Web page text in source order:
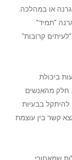
או במהלכה.
מחולי המיגרנה "תמיד"
ו-31% מהם רק "לעיתים קרובות"
ביכולת
חלק מהאנשים
להיתקל בבעיות
קשר בין עוצמת